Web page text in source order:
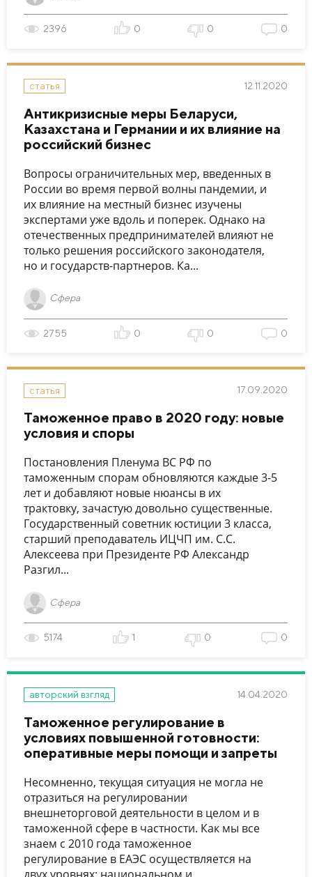
2396 0 0 0
статья 12.11.2020
Антикризисные меры Беларуси,
Казахстана и Германии и их влияние на
российский бизнес
Вопросы ограничительных мер, введенных в
России во время первой волны пандемии, и
их влияние на местный бизнес изучены
экспертами уже вдоль и поперек. Однако на
отечественных предпринимателей влияют не
только решения российского законодателя,
но и государств-партнеров. Ка...
Сфера
2755 0 0 0
статья 17.09.2020
Таможенное право в 2020 году: новые
условия и споры
Постановления Пленума ВС РФ по
таможенным спорам обновляются каждые 3-5
лет и добавляют новые нюансы в их
трактовку, зачастую довольно существенные.
Государственный советник юстиции 3 класса,
старший преподаватель ИЦЧП им. С.С.
Алексеева при Президенте РФ Александр
Разгил...
Сфера
5174 1 0 0
авторский взгляд 14.04.2020
Таможенное регулирование в
условиях повышенной готовности:
оперативные меры помощи и запреты
Несомненно, текущая ситуация не могла не
отразиться на регулировании
внешнеторговой деятельности в целом и в
таможенной сфере в частности. Как мы все
знаем с 2010 года таможенное
регулирование в ЕАЭС осуществляется на